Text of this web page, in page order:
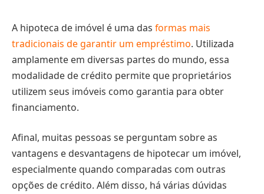
A hipoteca de imóvel é uma das formas mais
tradicionais de garantir um empréstimo. Utilizada
amplamente em diversas partes do mundo, essa
modalidade de crédito permite que proprietários
utilizem seus imóveis como garantia para obter
financiamento.
Afinal, muitas pessoas se perguntam sobre as
vantagens e desvantagens de hipotecar um imóvel,
especialmente quando comparadas com outras
opções de crédito. Além disso, há várias dúvidas